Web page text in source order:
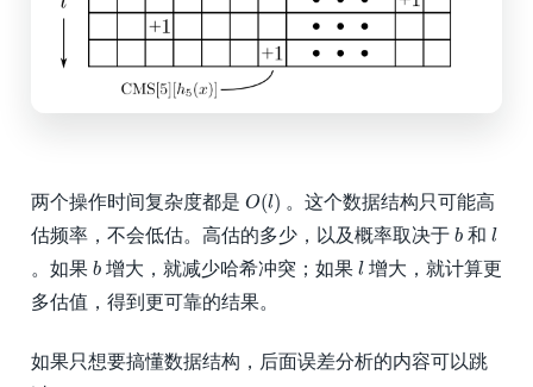
两个操作时间复杂度都是 O(l)
O(l)
。这个数据结构只可能高
估频率，不会低估。高估的多少，以及概率取决于 b
b和 ll
。如果 b
b增大，就减少哈希冲突；如果 ll增大，就计算更
多估值，得到更可靠的结果。
如果只想要搞懂数据结构，后面误差分析的内容可以跳